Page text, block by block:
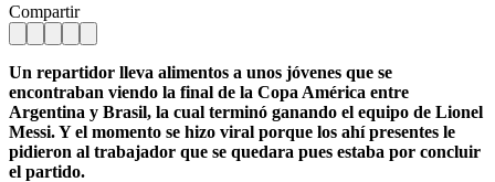
Compartir
Un repartidor lleva alimentos a unos jóvenes que se
encontraban viendo la final de la Copa América entre
Argentina y Brasil, la cual terminó ganando el equipo de Lionel
Messi. Y el momento se hizo viral porque los ahí presentes le
pidieron al trabajador que se quedara pues estaba por concluir
el partido.